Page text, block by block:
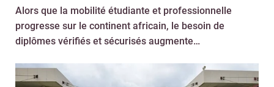
Alors que la mobilité étudiante et professionnelle
progresse sur le continent africain, le besoin de
diplômes vérifiés et sécurisés augmente…